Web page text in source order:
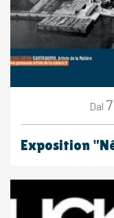
Dal 7
Exposition